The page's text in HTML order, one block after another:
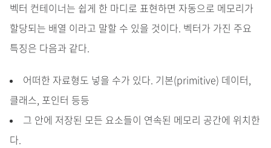
벡터 컨테이너는 쉽게 한 마디로 표현하면 자동으로 메모리가
할당되는 배열 이라고 말할 수 있을 것이다. 벡터가 가진 주요
특징은 다음과 같다.
어떠한 자료형도 넣을 수가 있다. 기본(primitive) 데이터,
클래스, 포인터 등등
그 안에 저장된 모든 요소들이 연속된 메모리 공간에 위치한
다.